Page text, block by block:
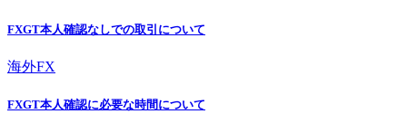
FXGT本人確認なしでの取引について
海外FX
FXGT本人確認に必要な時間について